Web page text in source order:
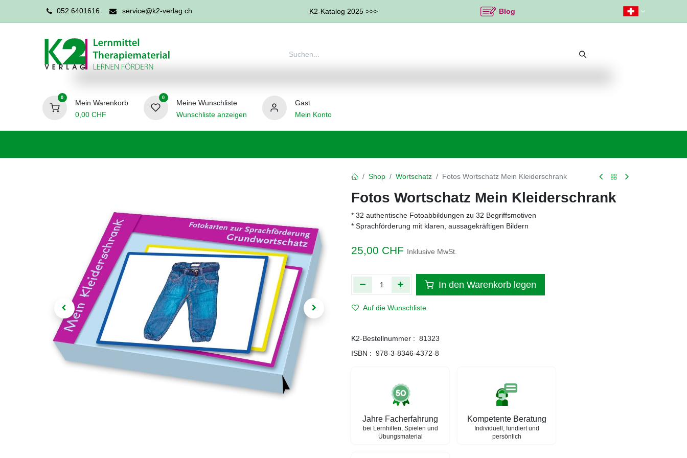
052 6401616 service@k2-verlag.ch K2-Katalog 2025 >>> Blog
0
Mein Warenkorb
0,00CHF
0
Meine Wunschliste
Wunschliste anzeigen
Gast
Mein Konto
Shop Wortschatz Fotos Wortschatz Mein Kleiderschrank
Fotos Wortschatz Mein Kleiderschrank
* 32 authentische Fotoabbildungen zu 32 Begriffsmotiven
* Sprachförderung mit klaren, aussagekräftigen Bildern
25,00 CHF Inklusive MwSt.
In den Warenkorb legen
Auf die Wunschliste
K2-Bestellnummer : 81323
ISBN : 978-3-8346-4372-8
Jahre Facherfahrung
bei Lernhilfen, Spielen und
Übungsmaterial
Kompetente Beratung
Individuell, fundiert und
persönlich